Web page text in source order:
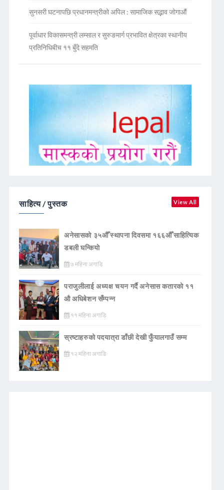
सुनसरी घटनापछि प्रधानमन्त्रीको अपिल : सामाजिक सद्भाव जोगाऔं
पूर्वाधार विकासमन्त्री लम्साल र सुरुङमार्ग प्रभावित क्षेत्रका स्थानीय
प्रतिनिधिबीच ११ बुँदे सहमति
साहित्य / पुस्तक View All
अनेसासको ३५औँ स्थापना दिवसमा १६६औँ साहित्यिक
डबली घन्कियाे
७ महिना अगाडि
पराजुलीलाई अध्यक्ष चयन गर्दै अनेसास कतारको ११
औ अधिबेशन सँम्पन्न
११ महिना अगाडि
स्रष्टाहरुको पदयात्रा डाँछी देखी फुँयालगाउँ सम्म
१२ महिना अगाडि